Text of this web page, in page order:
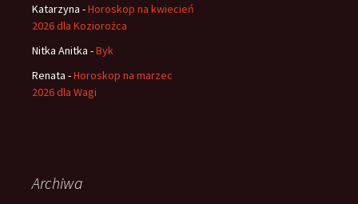
Katarzyna -Horoskop na kwiecień
2026 dla Koziorożca
Nitka Anitka -Byk
Renata -Horoskop na marzec
2026 dla Wagi
Archiwa